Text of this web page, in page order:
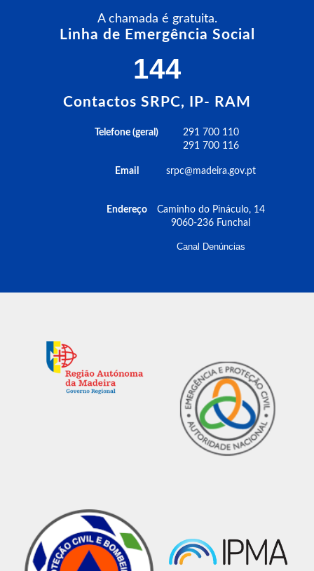
A chamada é gratuita.
Linha de Emergência Social
144
Contactos SRPC, IP- RAM
Telefone (geral)
Email
Endereço
291 700 110
291 700 116
srpc@madeira.gov.pt
Caminho do Pináculo, 14
9060-236 Funchal
Canal Denúncias